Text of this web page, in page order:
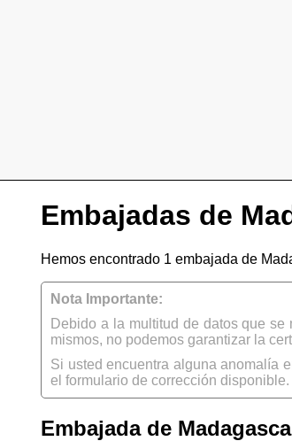
Embajadas de
Hemos encontrado 1 embajada de
Nota Importante:
Debido a la multitud de datos que
mismos, no podemos garantizar la
Si usted encuentra alguna anomalía
el formulario de corrección disponible.
Embajada de